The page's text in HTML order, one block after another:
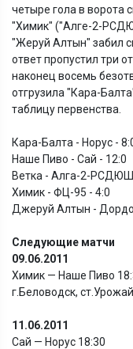
четыре гола в ворота
"Химик" ("Алге-2-
"Жеруй Алтын" забил
ответ пропустил три
наконец восемь
отгрузила "Кара-
таблицу первенства.
Кара-Балта - Норус -
Наше Пиво - Сай - 12:0
Ветка - Алга-2-
Химик - ФЦ-95 - 4:0
Джеруй Алтын -
Следующие матчи
09.06.2011
Химик — Наше Пиво
г.Беловодск, ст.Урожай
11.06.2011
Сай — Норус 18:30